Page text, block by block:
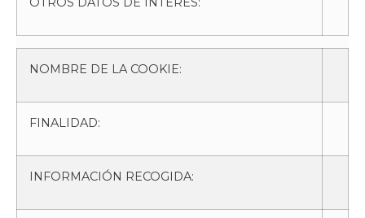
NOMBRE DE LA COOKIE:
FINALIDAD:
INFORMACIÓN RECOGIDA: